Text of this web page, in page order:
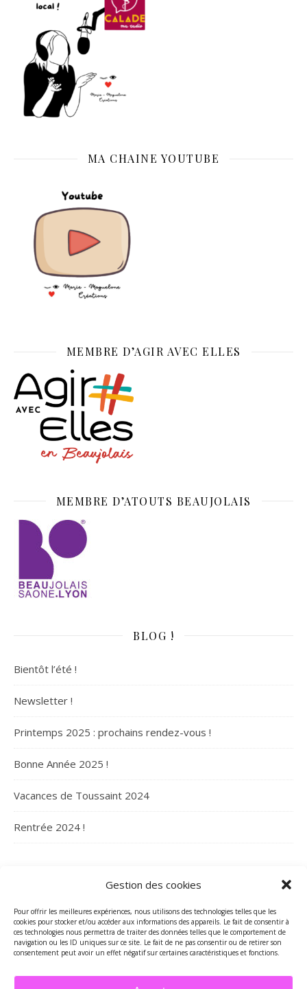
Gestion des cookies
Pour offrir les meilleures expériences, nous utilisons des technologies telles que les
cookies pour stocker et/ou accéder aux informations des appareils. Le fait de consentir à
ces technologies nous permettra de traiter des données telles que le comportement de
navigation ou les ID uniques sur ce site. Le fait de ne pas consentir ou de retirer son
consentement peut avoir un effet négatif sur certaines caractéristiques et fonctions.
MA CHAINE YOUTUBE
MEMBRE D’AGIR AVEC ELLES
MEMBRE D’ATOUTS BEAUJOLAIS
BLOG !
Bientôt l’été !
Newsletter !
Printemps 2025 : prochains rendez-vous !
Bonne Année 2025 !
Vacances de Toussaint 2024
Rentrée 2024 !
ARCHIVES
Archives